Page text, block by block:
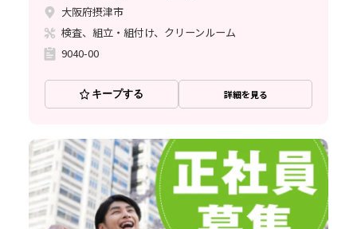
大阪府摂津市
検査、組立・組付け、クリーンルーム
9040-00
キープする 詳細を見る